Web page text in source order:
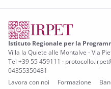
Istituto Regionale per la
Villa la Quiete alle Montalve - Via
Tel +39 55 459111 ·
04355350481
Lavora con noi
Formazione